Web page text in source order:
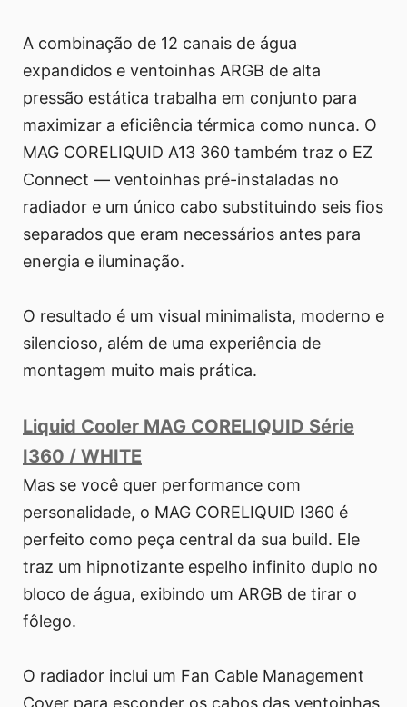
A combinação de 12 canais de água
expandidos e ventoinhas ARGB de alta
pressão estática trabalha em conjunto para
maximizar a eficiência térmica como nunca. O
MAG CORELIQUID A13 360 também traz o EZ
Connect — ventoinhas pré-instaladas no
radiador e um único cabo substituindo seis fios
separados que eram necessários antes para
energia e iluminação.
O resultado é um visual minimalista, moderno e
silencioso, além de uma experiência de
montagem muito mais prática.
Liquid Cooler MAG CORELIQUID Série
I360 / WHITE
Mas se você quer performance com
personalidade, o MAG CORELIQUID I360 é
perfeito como peça central da sua build. Ele
traz um hipnotizante espelho infinito duplo no
bloco de água, exibindo um ARGB de tirar o
fôlego.
O radiador inclui um Fan Cable Management
Cover para esconder os cabos das ventoinhas